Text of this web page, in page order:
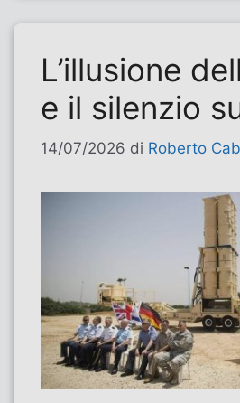
L’illusione
e il silenzio
14/07/2026 di Roberto